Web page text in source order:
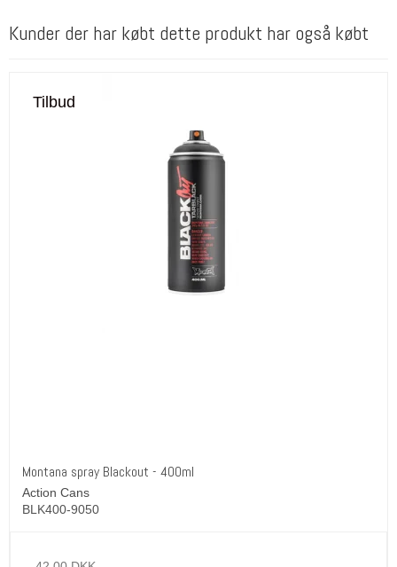
Kunder der har købt dette produkt har også købt
Tilbud
Montana spray Blackout - 400ml
Action Cans
BLK400-9050